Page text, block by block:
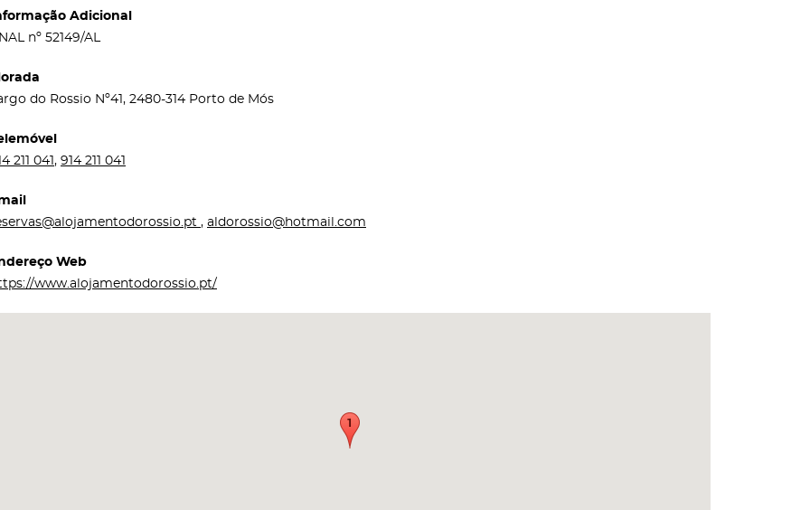
Adicional
nº 52149/AL
do Rossio Nº41, 2480-314 Porto de Mós
211 041, 914 211 041
, aldorossio@hotmail.com
Web
www.alojamentodorossio.pt/